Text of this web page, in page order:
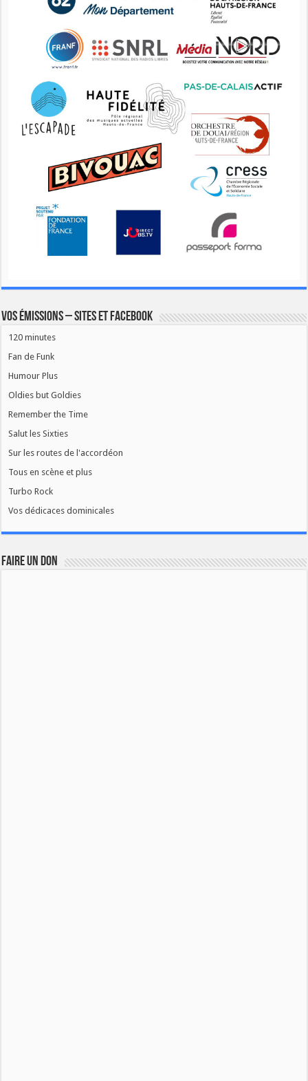
Vos émissions – Sites et Facebook
120 minutes
Fan de Funk
Humour Plus
Oldies but Goldies
Remember the Time
Salut les Sixties
Sur les routes de l'accordéon
Tous en scène et plus
Turbo Rock
Vos dédicaces dominicales
FAIRE UN DON